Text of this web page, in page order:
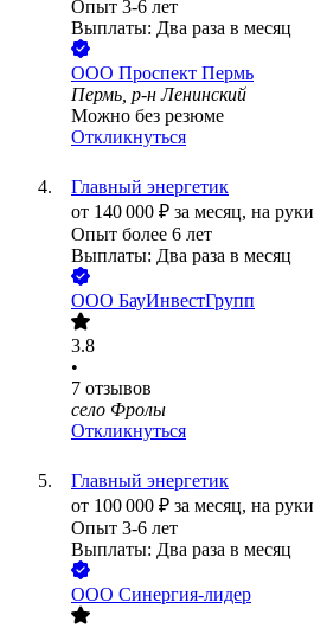
Опыт 3-6 лет
Выплаты: Два раза в месяц
ООО Проспект Пермь
Пермь, р-н Ленинский
Можно без резюме
Откликнуться
Главный энергетик
от 140 000 ₽ за месяц, на руки
Опыт более 6 лет
Выплаты: Два раза в месяц
ООО БауИнвестГрупп
3.8
•
7 отзывов
село Фролы
Откликнуться
Главный энергетик
от 100 000 ₽ за месяц, на руки
Опыт 3-6 лет
Выплаты: Два раза в месяц
ООО Cинергия-лидер